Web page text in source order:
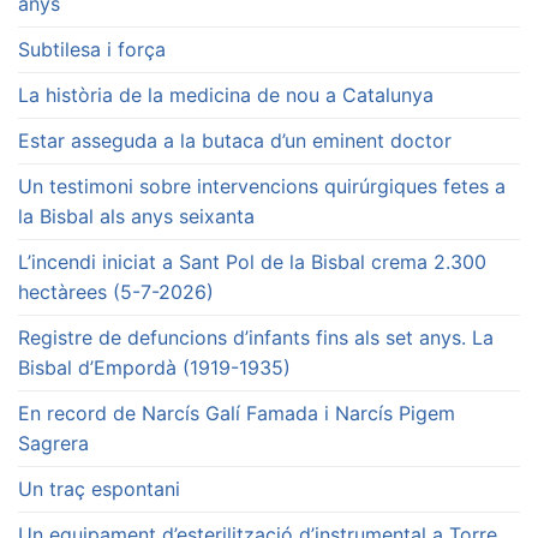
Subtilesa i força
La història de la medicina de nou a Catalunya
Estar asseguda a la butaca d’un eminent doctor
Un testimoni sobre intervencions quirúrgiques fetes a
la Bisbal als anys seixanta
L’incendi iniciat a Sant Pol de la Bisbal crema 2.300
hectàrees (5-7-2026)
Registre de defuncions d’infants fins als set anys. La
Bisbal d’Empordà (1919-1935)
En record de Narcís Galí Famada i Narcís Pigem
Sagrera
Un traç espontani